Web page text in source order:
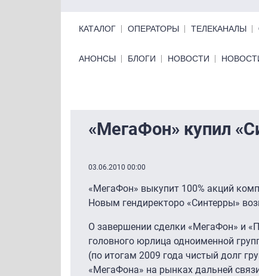
КАТАЛОГ ОПЕРАТОРЫ ТЕЛЕКАНАЛЫ
Primary links bottom
АНОНСЫ БЛОГИ НОВОСТИ
«МегаФон» купил
03.06.2010 00:00
«МегаФон» выкупит 100% акций
Новым гендиректоро «Синтерры»
О завершении сделки «МегаФон» и
головного юрлица одноименной
(по итогам 2009 года чистый долг
«МегаФона» на рынках дальней